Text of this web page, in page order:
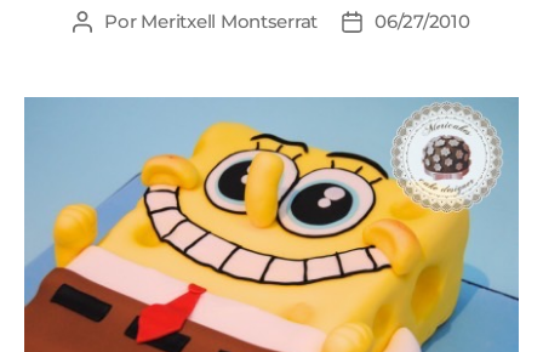
Por Meritxell Montserrat 06/27/2010